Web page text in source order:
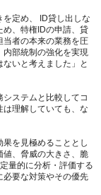
を定め、 ID貸し出しな
め、特権IDの申請、貸
当者の本来の業務を圧
内部統制の強化を実現
いと考えました」と
ステムと比較してコ
理解していても、な
を見極めることとし
値、脅威の大きさ、脆
量的に分析・評価する
必要な対策やその優先